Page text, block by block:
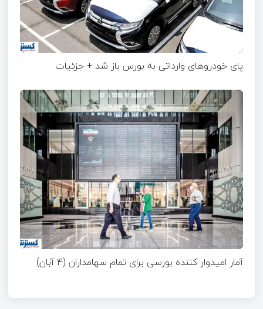
پای خودروهای وارداتی به بورس باز شد + جزئیات
آمار امیدوار کننده بورسی برای تمام سهامداران (۴ آبان)